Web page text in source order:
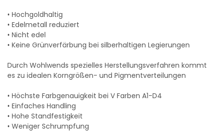
• Hochgoldhaltig
• Edelmetall reduziert
• Nicht edel
• Keine Grünverfärbung bei silberhaltigen Legierungen
Durch Wohlwends spezielles Herstellungsverfahren kommt
es zu idealen Korngrößen- und Pigmentverteilungen
• Höchste Farbgenauigkeit bei V Farben A1-D4
• Einfaches Handling
• Hohe Standfestigkeit
• Weniger Schrumpfung